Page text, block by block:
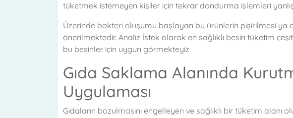
tüketmek istemeyen kişiler için tekrar dondurma işlemleri
Üzerinde bakteri oluşumu başlayan bu ürünlerin pişirilmesi ya
önerilmektedir. Analiz İstek olarak en sağlıklı besin tüketim
bu besinler için uygun görmekteyiz.
Gıda Saklama Alanında
Uygulaması
Gıdaların bozulmasını engelleyen ve sağlıklı bir tüketim alanı